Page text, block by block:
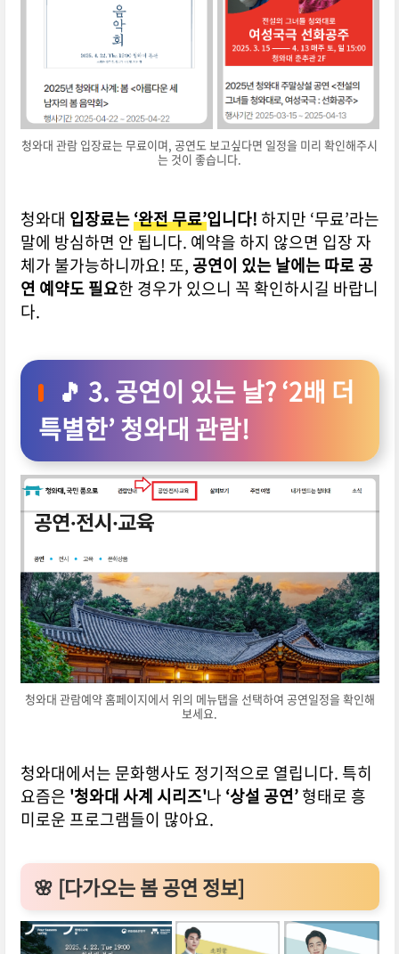
청와대 관람 입장료는 무료이며, 공연도 보고싶다면 일정을 미리 확인해주시
는 것이 좋습니다.
청와대 입장료는‘완전 무료’입니다!하지만 ‘무료’라는
말에 방심하면 안 됩니다. 예약을 하지 않으면 입장 자
체가 불가능하니까요! 또, 공연이 있는 날에는 따로 공
연 예약도 필요한 경우가 있으니 꼭 확인하시길 바랍니
다.
🎵 3. 공연이 있는 날? ‘2배 더
특별한’ 청와대 관람!
청와대 관람예약 홈페이지에서 위의 메뉴탭을 선택하여 공연일정을 확인해
보세요.
청와대에서는 문화행사도 정기적으로 열립니다. 특히
요즘은 '청와대 사계 시리즈'나 ‘상설 공연’형태로 흥
미로운 프로그램들이 많아요.
🌸 [다가오는 봄 공연 정보]